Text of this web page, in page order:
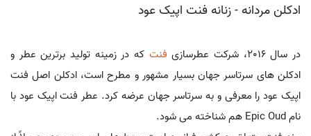
ادکلن مردانه - زنانه فنت اپیک عود
در سال 2016، شرکت عطرسازی فنت که در زمینه تولید برترین عطر و
ادکلن های سرتاسر جهان بسیار مشهور و مطرح است، ادکلن اصل فنت
اپیک عود را معرفی و به سرتاسر جهان عرضه کرد. عطر فنت اپیک عود با
نام Epic Oud هم شناخته می شود.